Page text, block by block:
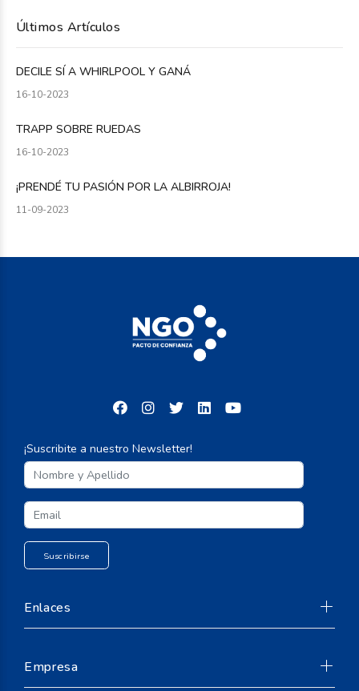
Últimos Artículos
DECILE SÍ A WHIRLPOOL Y GANÁ
16-10-2023
TRAPP SOBRE RUEDAS
16-10-2023
¡PRENDÉ TU PASIÓN POR LA ALBIRROJA!
11-09-2023
¡Suscribite a nuestro Newsletter!
Enlaces
Empresa